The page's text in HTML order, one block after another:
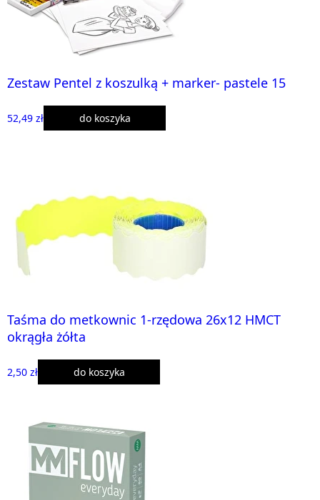
Zestaw Pentel z koszulką + marker- pastele 15
52,49 zł do koszyka
Taśma do metkownic 1-rzędowa 26x12 HMCT
okrągła żółta
2,50 zł do koszyka